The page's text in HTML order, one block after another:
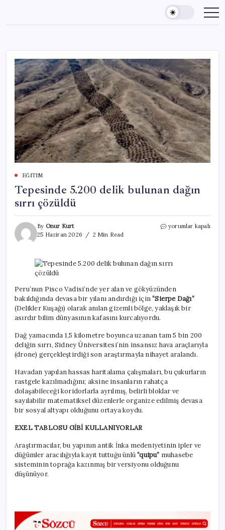
content
EĞITIM
Tepesinde 5.200 delik bulunan dağın
sırrı çözüldü
By Onur Kurt
25 Haziran 2026
2 Min Read
Tepesinde
yorumlar kapalı
Peru’nun Pisco Vadisi’nde yer alan ve gökyüzünden
bakıldığında devasa bir yılanı andırdığı için“Sierpe Dağı”
(Delikler Kuşağı) olarak anılan gizemli bölge, yaklaşık bir
asırdır bilim dünyasının kafasını kurcalıyordu.
Dağ yamacında 1,5 kilometre boyunca uzanan tam 5 bin 200
deliğin sırrı, Sidney Üniversitesi’nin insansız hava araçlarıyla
(drone) gerçekleştirdiği son araştırmayla nihayet aralandı.
Havadan yapılan hassas haritalama çalışmaları, bu çukurların
rastgele kazılmadığını; aksine insanların rahatça
dolaşabileceği koridorlarla ayrılmış, belirli bloklar ve
sayılabilir matematiksel düzenlerle organize edilmiş devasa
bir sosyal altyapı olduğunu ortaya koydu.
EXEL TABLOSU GİBİ KULLANIYORLAR
Araştırmacılar, bu yapının antik İnka medeniyetinin ipler ve
düğümler aracılığıyla kayıt tuttuğu ünlü“quipu” muhasebe
sisteminin toprağa kazınmış bir versiyonu olduğunu
düşünüyor.